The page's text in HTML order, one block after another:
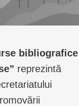
bibliografice
reprezintă